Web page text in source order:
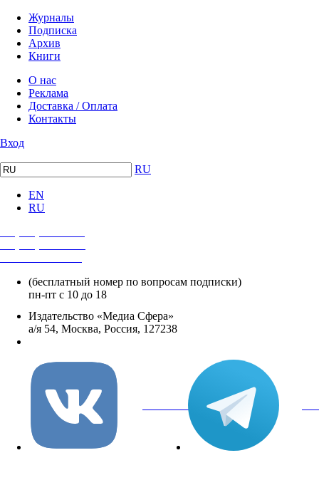
Журналы
Подписка
Архив
Книги
О нас
Реклама
Доставка / Оплата
Контакты
Вход
RU
EN
RU
(бесплатный номер по вопросам подписки)
пн-пт с 10 до 18
Издательство «Медиа Сфера»
а/я 54, Москва, Россия, 127238
вКонтакте